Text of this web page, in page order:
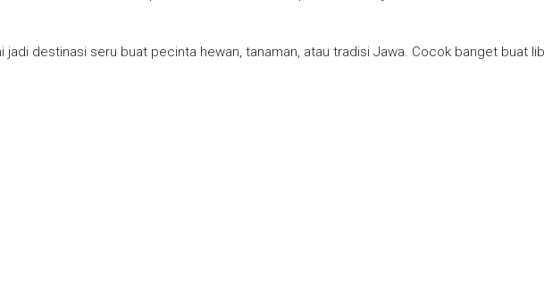
jadi destinasi seru buat pecinta hewan, tanaman, atau tradisi Jawa. Cocok banget buat